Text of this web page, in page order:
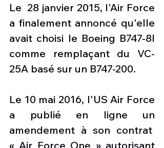
Le  28 janvier 2015, l'Air Force
a finalement annoncé qu'elle
avait choisi le Boeing B747-8I
comme remplaçant du VC-
25A basé sur un B747-200.
Le 10 mai 2016, l'US Air Force
a publié en ligne un
amendement à son contrat
« Air Force One » autorisant